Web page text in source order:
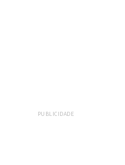
PUBLICIDADE